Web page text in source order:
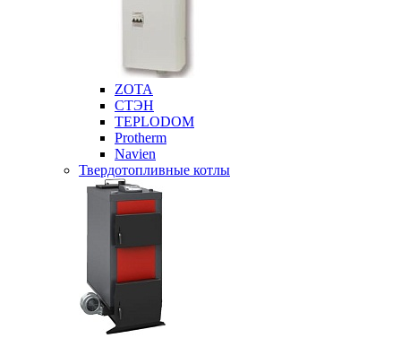
ZOTA
СТЭН
TEPLODOM
Protherm
Navien
Твердотопливные котлы